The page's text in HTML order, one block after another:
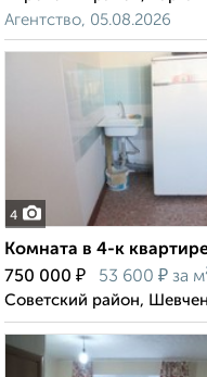
Агентство, 05.08.2026
4
Комната в 4-к
750 000 ₽ 53 600 ₽ за
Советский район,